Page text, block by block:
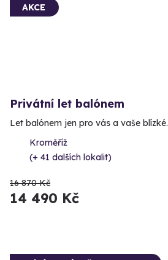
AKCE
Privátní let balónem
Let balónem jen pro vás a vaše blízké.
Kroměříž
(+ 41 dalších lokalit)
16 870 Kč
14 490 Kč